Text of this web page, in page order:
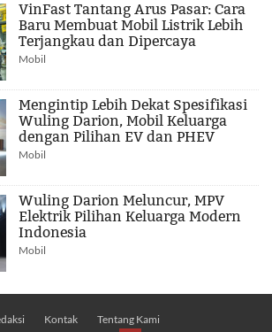
VinFast Tantang Arus Pasar: Cara
Baru Membuat Mobil Listrik Lebih
Terjangkau dan Dipercaya
Mobil
Mengintip Lebih Dekat Spesifikasi
Wuling Darion, Mobil Keluarga
dengan Pilihan EV dan PHEV
Mobil
Wuling Darion Meluncur, MPV
Elektrik Pilihan Keluarga Modern
Indonesia
Mobil
Kontak Tentang Kami